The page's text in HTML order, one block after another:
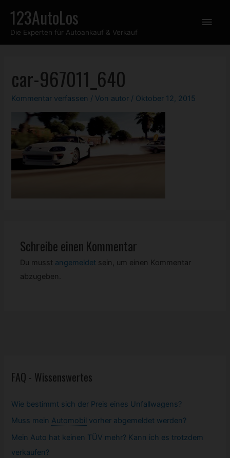
Inhalt
springen
123AutoLos
Die Experten für Autoankauf & Verkauf
car-967011_640
Kommentar verfassen / Von autor / Oktober 12, 2015
Schreibe einen Kommentar
Du musst angemeldet sein, um einen Kommentar
abzugeben.
FAQ - Wissenswertes
Wie bestimmt sich der Preis eines Unfallwagens?
Muss mein Automobil vorher abgemeldet werden?
Mein Auto hat keinen TÜV mehr? Kann ich es trotzdem
verkaufen?